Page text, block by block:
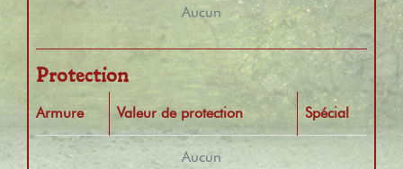
Aucun
Protection
Armure Valeur de protection Spécial
Aucun